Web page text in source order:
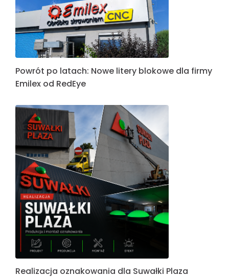
Powrót po latach: Nowe litery blokowe dla firmy
Emilex od RedEye
Realizacja oznakowania dla Suwałki Plaza